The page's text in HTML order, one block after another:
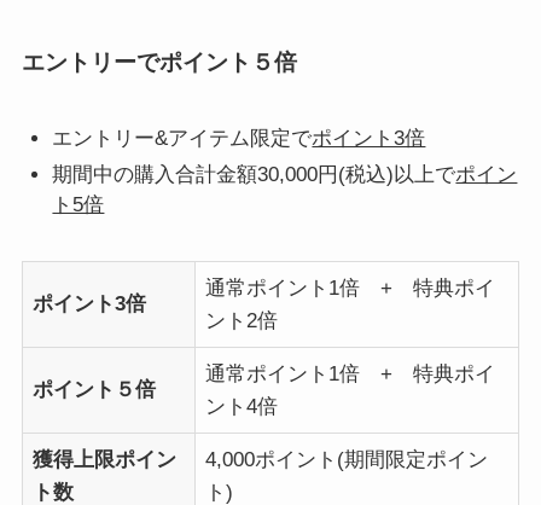
エントリーでポイント５倍
エントリー&アイテム限定でポイント3倍
期間中の購入合計金額30,000円(税込)以上でポイン
ト5倍
ポイント3倍
通常ポイント1倍 + 特典ポイ
ント2倍
ポイント５倍
通常ポイント1倍 + 特典ポイ
ント4倍
獲得上限ポイン
ト数
4,000ポイント(期間限定ポイン
ト)